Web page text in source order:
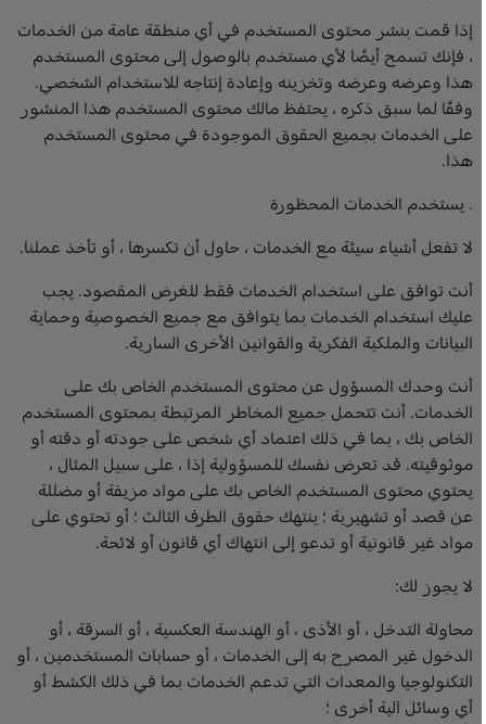
إذا قمت بنشر محتوى المستخدم في أي منطقة عامة من الخدمات
، فإنك تسمح أيضًا لأي مستخدم بالوصول إلى محتوى المستخدم
هذا وعرضه وعرضه وتخزينه وإعادة إنتاجه للاستخدام الشخصي.
وفقًا لما سبق ذكره ، يحتفظ مالك محتوى المستخدم هذا المنشور
على الخدمات بجميع الحقوق الموجودة في محتوى المستخدم
هذا.
. يستخدم الخدمات المحظورة
لا تفعل أشياء سيئة مع الخدمات ، حاول أن تكسرها ، أو تأخذ عملنا.
أنت توافق على استخدام الخدمات فقط للغرض المقصود. يجب
عليك استخدام الخدمات بما يتوافق مع جميع الخصوصية وحماية
البيانات والملكية الفكرية والقوانين الأخرى السارية.
أنت وحدك المسؤول عن محتوى المستخدم الخاص بك على
الخدمات. أنت تتحمل جميع المخاطر المرتبطة بمحتوى المستخدم
الخاص بك ، بما في ذلك اعتماد أي شخص على جودته أو دقته أو
موثوقيته. قد تعرض نفسك للمسؤولية إذا ، على سبيل المثال ،
يحتوي محتوى المستخدم الخاص بك على مواد مزيفة أو مضللة
عن قصد أو تشهيرية ؛ ينتهك حقوق الطرف الثالث ؛ أو تحتوي على
مواد غير قانونية أو تدعو إلى انتهاك أي قانون أو لائحة.
لا يجوز لك:
محاولة التدخل ، أو الأذى ، أو الهندسة العكسية ، أو السرقة ، أو
الدخول غير المصرح به إلى الخدمات ، أو حسابات المستخدمين ، أو
التكنولوجيا والمعدات التي تدعم الخدمات بما في ذلك الكشط أو
أي وسائل آلية أخرى ؛